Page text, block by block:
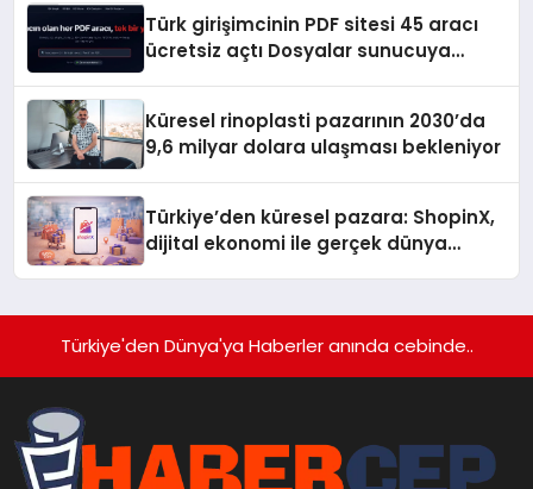
Türk girişimcinin PDF sitesi 45 aracı
ücretsiz açtı Dosyalar sunucuya
Küresel rinoplasti pazarının 2030’da
9,6 milyar dolara ulaşması bekleniyor
Türkiye’den küresel pazara: ShopinX,
dijital ekonomi ile gerçek dünya
Türkiye'den Dünya'ya Haberler anında cebinde..